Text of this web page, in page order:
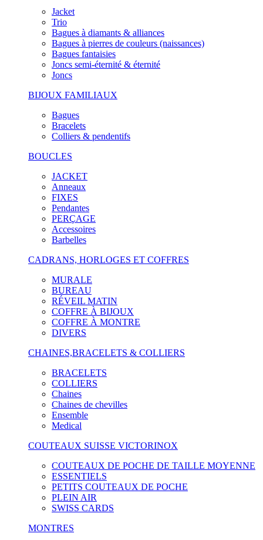
Jacket
Trio
Bagues à diamants & alliances
Bagues à pierres de couleurs (naissances)
Bagues fantaisies
Joncs semi-éternité & éternité
Joncs
BIJOUX FAMILIAUX
Bagues
Bracelets
Colliers & pendentifs
BOUCLES
JACKET
Anneaux
FIXES
Pendantes
PERÇAGE
Accessoires
Barbelles
CADRANS, HORLOGES ET COFFRES
MURALE
BUREAU
RÉVEIL MATIN
COFFRE À BIJOUX
COFFRE À MONTRE
DIVERS
CHAINES,BRACELETS & COLLIERS
BRACELETS
COLLIERS
Chaines
Chaines de chevilles
Ensemble
Medical
COUTEAUX SUISSE VICTORINOX
COUTEAUX DE POCHE DE TAILLE MOYENNE
ESSENTIELS
PETITS COUTEAUX DE POCHE
PLEIN AIR
SWISS CARDS
MONTRES